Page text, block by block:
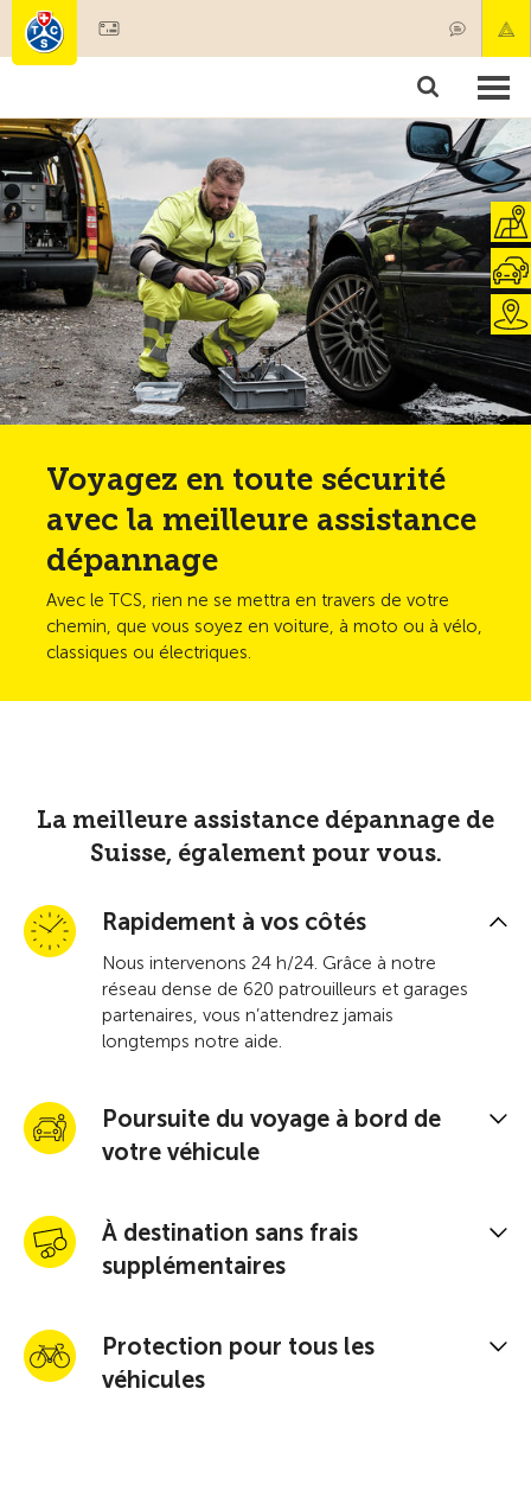
Membres & prestations
Tests, sécurité & santé
Voyagez en toute sécurité
avec la meilleure assistance
dépannage
Avec le TCS, rien ne se mettra en travers de votre
chemin, que vous soyez en voiture, à moto ou à vélo,
classiques ou électriques.
La meilleure assistance dépannage de
Suisse, également pour vous.
Rapidement à vos côtés
Nous intervenons 24 h/24. Grâce à notre
réseau dense de 620 patrouilleurs et garages
partenaires, vous n’attendrez jamais
longtemps notre aide.
Poursuite du voyage à bord de
votre véhicule
À destination sans frais
supplémentaires
Protection pour tous les
véhicules